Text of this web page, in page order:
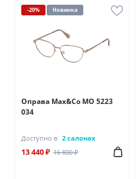
-20% Новинка
Оправа Max&Co MO 5223
034
Доступно в 2 салонах
13 440 ₽ 16 800 ₽